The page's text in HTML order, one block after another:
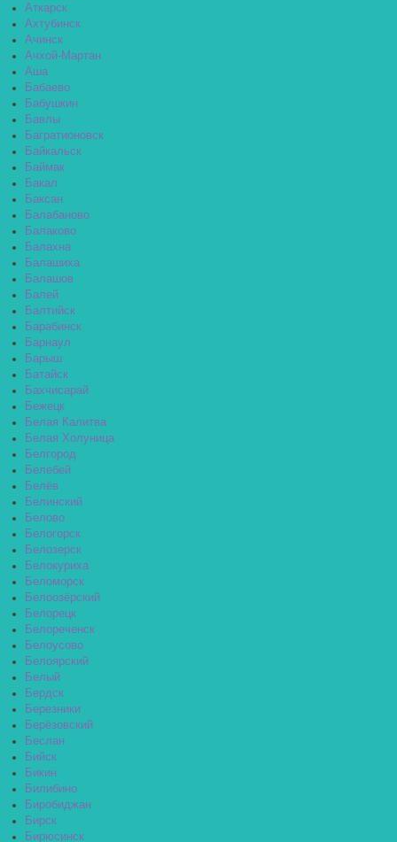
Аткарск
Ахтубинск
Ачинск
Ачхой-Мартан
Аша
Бабаево
Бабушкин
Бавлы
Багратионовск
Байкальск
Баймак
Бакал
Баксан
Балабаново
Балаково
Балахна
Балашиха
Балашов
Балей
Балтийск
Барабинск
Барнаул
Барыш
Батайск
Бахчисарай
Бежецк
Белая Калитва
Белая Холуница
Белгород
Белебей
Белёв
Белинский
Белово
Белогорск
Белозерск
Белокуриха
Беломорск
Белоозёрский
Белорецк
Белореченск
Белоусово
Белоярский
Белый
Бердск
Березники
Берёзовский
Беслан
Бийск
Бикин
Билибино
Биробиджан
Бирск
Бирюсинск